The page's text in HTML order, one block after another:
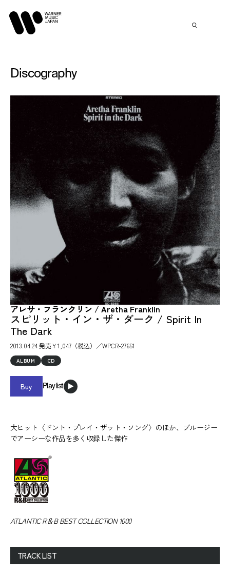
Discography
アレサ・フランクリン / Aretha Franklin
スピリット・イン・ザ・ダーク / Spirit In
The Dark
2013.04.24 発売￥1,047（税込）／WPCR-27651
ALBUM CD
Buy Playlist
大ヒット〈ドント・プレイ・ザット・ソング〉のほか、ブルージー
でアーシーな作品を多く収録した傑作
ATLANTIC R＆B BEST COLLECTION 1000
TRACK LIST